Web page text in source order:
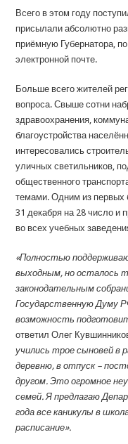
Всего в этом году
присылали абсолютно
приёмную Губернатора,
электронной почте.
Больше всего жителей
вопроса. Свыше сотни
здравоохранения,
благоустройства
интересовались
уличных светильников,
общественного
темами. Одним из первых
31 декабря на 28 число и
во всех учебных
«Полностью
выходным, но осталось
законодательным
Государственную Думу
возможность
ответил Олег
учились трое сыновей в
деревню, в отпуск –
другом. Это огромное
семей. Я предлагаю
года все каникулы в
расписание».